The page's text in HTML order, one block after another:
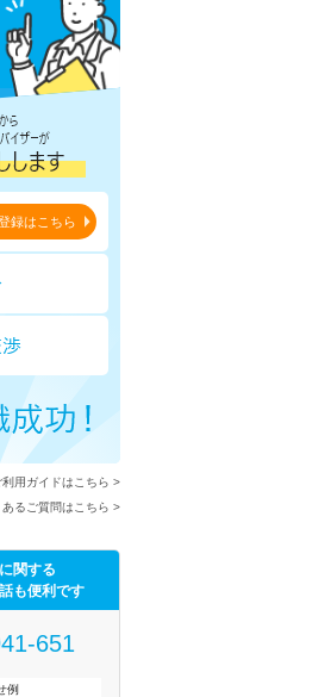
録はこちら
用ガイドはこちら >
あるご質問はこちら >
関する
も便利です
651
例